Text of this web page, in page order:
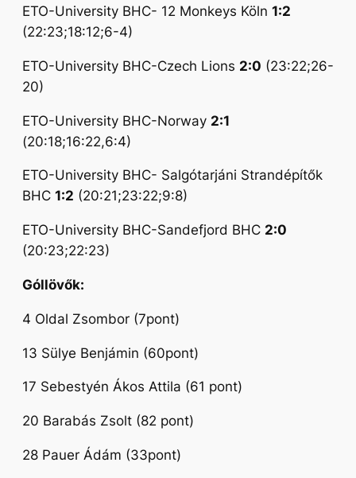
ETO-University BHC- 12 Monkeys Köln 1:2
(22:23;18:12;6-4)
ETO-University BHC-Czech Lions 2:0 (23:22;26-
20)
ETO-University BHC-Norway 2:1
(20:18;16:22,6:4)
ETO-University BHC- Salgótarjáni Strandépítők
BHC 1:2 (20:21;23:22;9:8)
ETO-University BHC-Sandefjord BHC 2:0
(20:23;22:23)
Góllövők:
4 Oldal Zsombor (7pont)
13 Sülye Benjámin (60pont)
17 Sebestyén Ákos Attila (61 pont)
20 Barabás Zsolt (82 pont)
28 Pauer Ádám (33pont)